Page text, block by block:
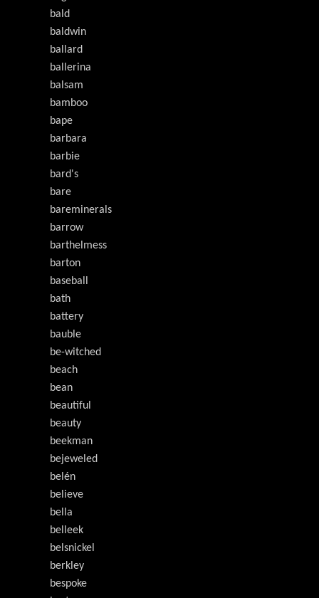
bald
baldwin
ballard
ballerina
balsam
bamboo
bape
barbara
barbie
bard's
bare
bareminerals
barrow
barthelmess
barton
baseball
bath
battery
bauble
be-witched
beach
bean
beautiful
beauty
beekman
bejeweled
belén
believe
bella
belleek
belsnickel
berkley
bespoke